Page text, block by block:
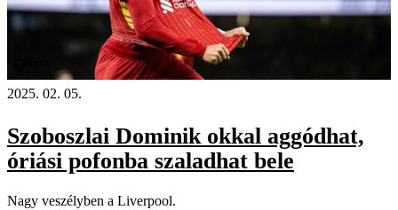
2025. 02. 05.
Szoboszlai Dominik okkal aggódhat,
óriási pofonba szaladhat bele
Nagy veszélyben a Liverpool.